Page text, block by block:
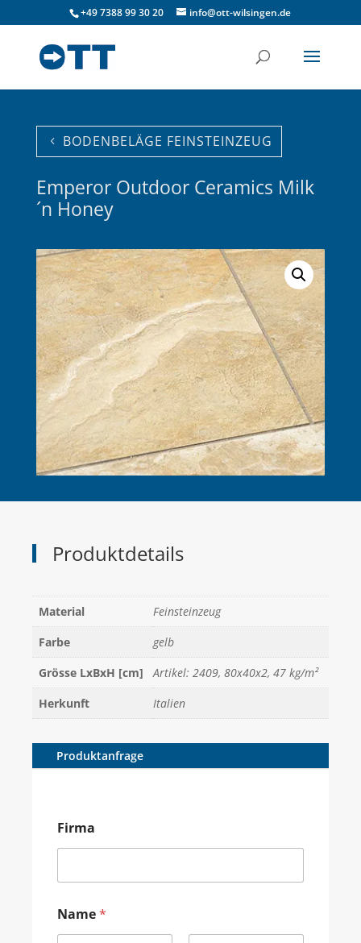
+49 7388 99 30 20 info@ott-wilsingen.de
BODENBELÄGE FEINSTEINZEUG
Emperor Outdoor Ceramics Milk
´n Honey
Produktdetails
Material
Feinsteinzeug
Farbe
gelb
Grösse LxBxH [cm]
Artikel: 2409, 80x40x2, 47 kg/m²
Herkunft
Italien
Produktanfrage
Firma
Name*